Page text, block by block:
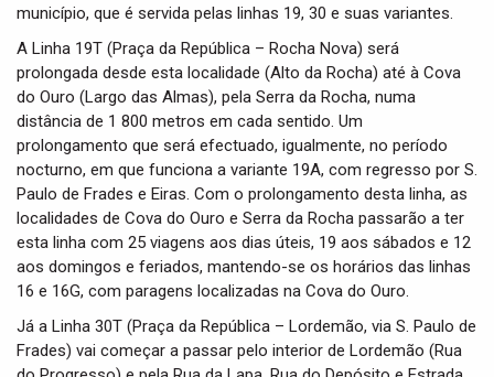
município, que é servida pelas linhas 19, 30 e suas variantes.
A Linha 19T (Praça da República – Rocha Nova) será
prolongada desde esta localidade (Alto da Rocha) até à Cova
do Ouro (Largo das Almas), pela Serra da Rocha, numa
distância de 1 800 metros em cada sentido. Um
prolongamento que será efectuado, igualmente, no período
nocturno, em que funciona a variante 19A, com regresso por S.
Paulo de Frades e Eiras. Com o prolongamento desta linha, as
localidades de Cova do Ouro e Serra da Rocha passarão a ter
esta linha com 25 viagens aos dias úteis, 19 aos sábados e 12
aos domingos e feriados, mantendo-se os horários das linhas
16 e 16G, com paragens localizadas na Cova do Ouro.
Já a Linha 30T (Praça da República – Lordemão, via S. Paulo de
Frades) vai começar a passar pelo interior de Lordemão (Rua